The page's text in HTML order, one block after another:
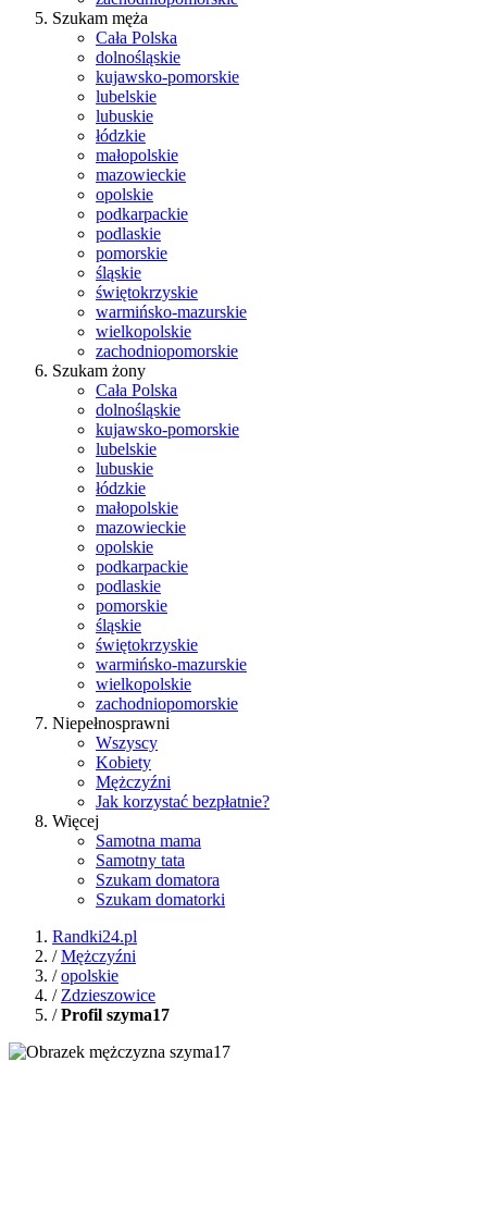
Szukam męża
Cała Polska
dolnośląskie
kujawsko-pomorskie
lubelskie
lubuskie
łódzkie
małopolskie
mazowieckie
opolskie
podkarpackie
podlaskie
pomorskie
śląskie
świętokrzyskie
warmińsko-mazurskie
wielkopolskie
zachodniopomorskie
Szukam żony
Cała Polska
dolnośląskie
kujawsko-pomorskie
lubelskie
lubuskie
łódzkie
małopolskie
mazowieckie
opolskie
podkarpackie
podlaskie
pomorskie
śląskie
świętokrzyskie
warmińsko-mazurskie
wielkopolskie
zachodniopomorskie
Niepełnosprawni
Wszyscy
Kobiety
Mężczyźni
Jak korzystać bezpłatnie?
Więcej
Samotna mama
Samotny tata
Szukam domatora
Szukam domatorki
Randki24.pl
/Mężczyźni
/opolskie
/ Zdzieszowice
/Profil szyma17